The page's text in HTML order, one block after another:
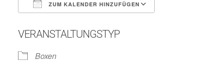
ZUM KALENDER HINZUFÜGEN
VERANSTALTUNGSTYP
Boxen